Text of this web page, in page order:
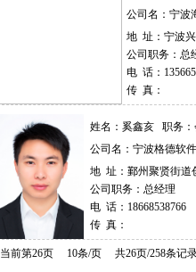
公司名：宁波
地 址：宁波
公司职务：总
电 话：
传 真：
姓名：奚鑫亥 职务：
公司名：宁波格德软
地 址：鄞州聚贤街道
公司职务：总经理
电 话：18668538766
传 真：
当前第26页 10条/页 共26页/258条记